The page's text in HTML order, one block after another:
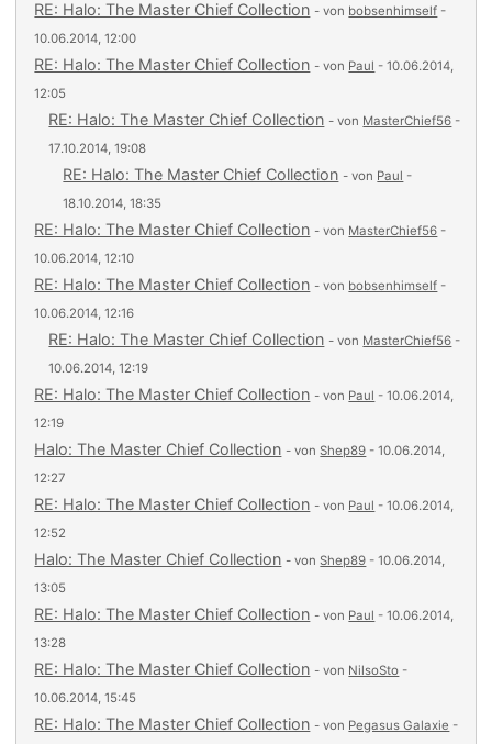
RE: Halo: The Master Chief Collection - von bobsenhimself -
10.06.2014, 12:00
RE: Halo: The Master Chief Collection - von Paul - 10.06.2014,
12:05
RE: Halo: The Master Chief Collection - von MasterChief56 -
17.10.2014, 19:08
RE: Halo: The Master Chief Collection - von Paul -
18.10.2014, 18:35
RE: Halo: The Master Chief Collection - von MasterChief56 -
10.06.2014, 12:10
RE: Halo: The Master Chief Collection - von bobsenhimself -
10.06.2014, 12:16
RE: Halo: The Master Chief Collection - von MasterChief56 -
10.06.2014, 12:19
RE: Halo: The Master Chief Collection - von Paul - 10.06.2014,
12:19
Halo: The Master Chief Collection - vonShep89 - 10.06.2014,
12:27
RE: Halo: The Master Chief Collection - von Paul - 10.06.2014,
12:52
Halo: The Master Chief Collection - vonShep89 - 10.06.2014,
13:05
RE: Halo: The Master Chief Collection - von Paul - 10.06.2014,
13:28
RE: Halo: The Master Chief Collection - von NilsoSto -
10.06.2014, 15:45
RE: Halo: The Master Chief Collection - von Pegasus Galaxie -